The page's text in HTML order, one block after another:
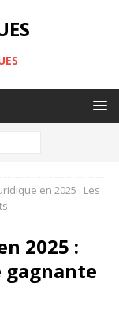
en 2025 : Les
2025 :
gagnante